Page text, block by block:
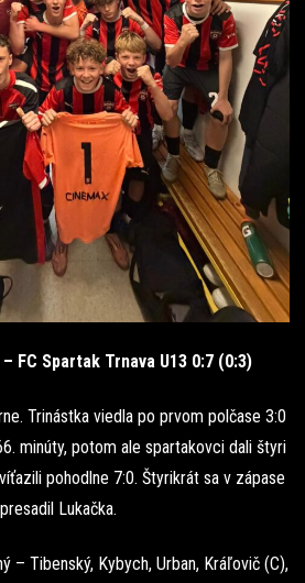
FC Spartak Trnava U13 0:7 (0:3)
Trinástka viedla po prvom polčase 3:0
minúty, potom ale spartakovci dali štyri
pohodlne 7:0. Štyrikrát sa v zápase
presadil Lukačka.
– Tibenský, Kybych, Urban, Kráľovič (C),